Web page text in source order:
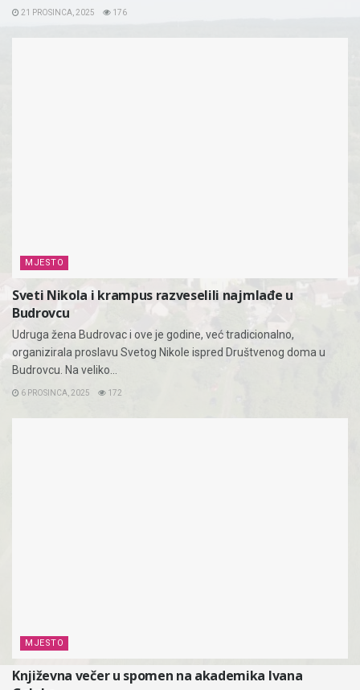
21 PROSINCA, 2025 176
MJESTO
Sveti Nikola i krampus razveselili najmlađe u
Budrovcu
Udruga žena Budrovac i ove je godine, već tradicionalno,
organizirala proslavu Svetog Nikole ispred Društvenog doma u
Budrovcu. Na veliko...
6 PROSINCA, 2025 172
MJESTO
Književna večer u spomen na akademika Ivana